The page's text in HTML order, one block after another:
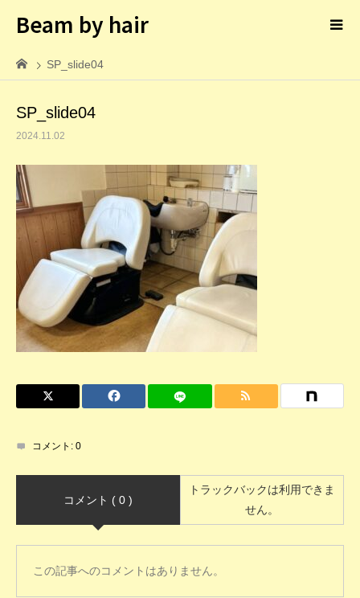
Beam by hair
SP_slide04
SP_slide04
2024.11.02
コメント: 0
コメント ( 0 )
トラックバックは利用できま
せん。
この記事へのコメントはありません。